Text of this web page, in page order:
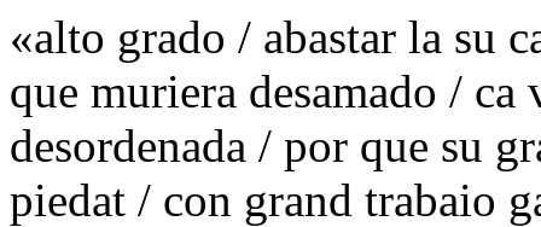
«alto grado / abastar la su
que muriera desamado /
desordenada / por que su
piedat / con grand trabaio